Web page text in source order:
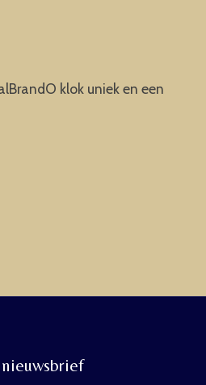
klok uniek en een